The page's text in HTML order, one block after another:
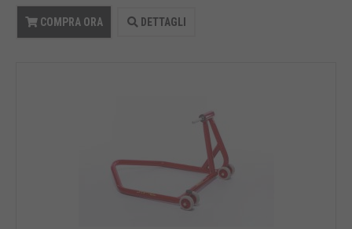
COMPRA ORA DETTAGLI